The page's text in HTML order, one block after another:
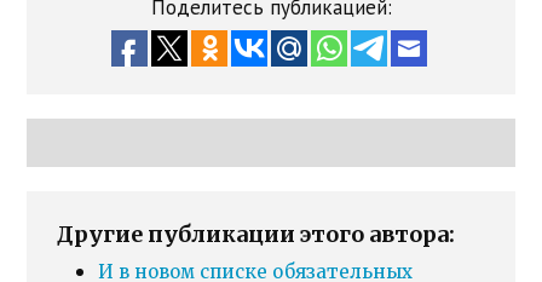
Поделитесь публикацией:
Другие публикации этого автора:
И в новом списке обязательных